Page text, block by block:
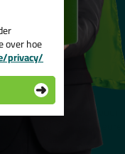
van lichtgewicht
bouwmaterialen
van ramen en
over hoe
privacy/